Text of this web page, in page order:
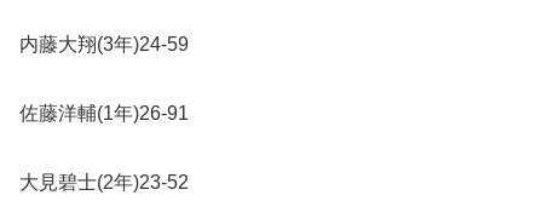
内藤大翔(3年)24-59
佐藤洋輔(1年)26-91
大見碧士(2年)23-52